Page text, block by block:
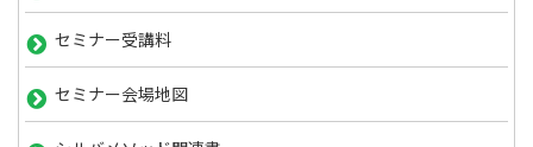
セミナー受講料
セミナー会場地図